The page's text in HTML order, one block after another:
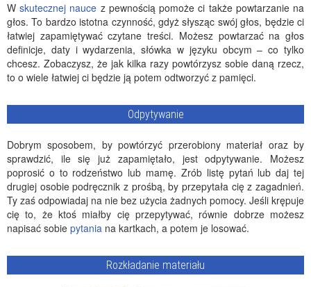
Wskutecznej nauce z pewnością pomoże ci także powtarzanie na
głos. To bardzo istotna czynność, gdyż słysząc swój głos, będzie ci
łatwiej zapamiętywać czytane treści. Możesz powtarzać na głos
definicje, daty i wydarzenia, słówka w języku obcym – co tylko
chcesz. Zobaczysz, że jak kilka razy powtórzysz sobie daną rzecz,
to o wiele łatwiej ci będzie ją potem odtworzyć z pamięci.
Odpytywanie
Dobrym sposobem, by powtórzyć przerobiony materiał oraz by
sprawdzić, ile się już zapamiętało, jest odpytywanie. Możesz
poprosić o to rodzeństwo lub mamę. Zrób listę pytań lub daj tej
drugiej osobie podręcznik z prośbą, by przepytała cię z zagadnień.
Ty zaś odpowiadaj na nie bez użycia żadnych pomocy. Jeśli krępuje
cię to, że ktoś miałby cię przepytywać, równie dobrze możesz
napisać sobie pytania na kartkach, a potem je losować.
Rozkładanie materiału